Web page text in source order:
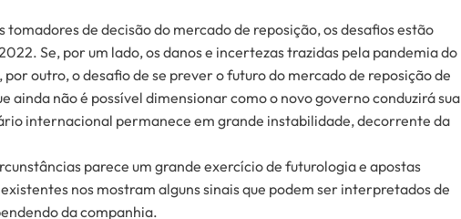
tomadores de decisão do mercado de reposição, os desafios estão
Se, por um lado, os danos e incertezas trazidas pela pandemia do
outro, o desafio de se prever o futuro do mercado de reposição de
ainda não é possível dimensionar como o novo governo conduzirá sua
internacional permanece em grande instabilidade, decorrente da
parece um grande exercício de futurologia e apostas
nos mostram alguns sinais que podem ser interpretados de
da companhia.